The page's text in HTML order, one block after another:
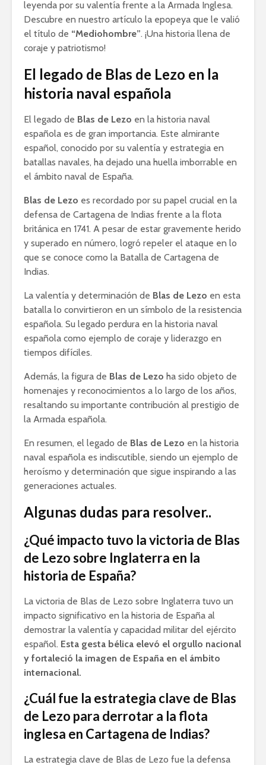
leyenda por su valentía frente a la Armada Inglesa.
Descubre en nuestro artículo la epopeya que le valió
el título de “Mediohombre”. ¡Una historia llena de
coraje y patriotismo!
El legado de Blas de Lezo en la
historia naval española
El legado de Blas de Lezo en la historia naval
española es de gran importancia. Este almirante
español, conocido por su valentía y estrategia en
batallas navales, ha dejado una huella imborrable en
el ámbito naval de España.
Blas de Lezo es recordado por su papel crucial en la
defensa de Cartagena de Indias frente a la flota
británica en 1741. A pesar de estar gravemente herido
y superado en número, logró repeler el ataque en lo
que se conoce como la Batalla de Cartagena de
Indias.
La valentía y determinación de Blas de Lezo en esta
batalla lo convirtieron en un símbolo de la resistencia
española. Su legado perdura en la historia naval
española como ejemplo de coraje y liderazgo en
tiempos difíciles.
Además, la figura de Blas de Lezo ha sido objeto de
homenajes y reconocimientos a lo largo de los años,
resaltando su importante contribución al prestigio de
la Armada española.
En resumen, el legado de Blas de Lezo en la historia
naval española es indiscutible, siendo un ejemplo de
heroísmo y determinación que sigue inspirando a las
generaciones actuales.
Algunas dudas para resolver..
¿Qué impacto tuvo la victoria de Blas
de Lezo sobre Inglaterra en la
historia de España?
La victoria de Blas de Lezo sobre Inglaterra tuvo un
impacto significativo en la historia de España al
demostrar la valentía y capacidad militar del ejército
español. Esta gesta bélica elevó el orgullo nacional
y fortaleció la imagen de España en el ámbito
internacional.
¿Cuál fue la estrategia clave de Blas
de Lezo para derrotar a la flota
inglesa en Cartagena de Indias?
La estrategia clave de Blas de Lezo fue la defensa